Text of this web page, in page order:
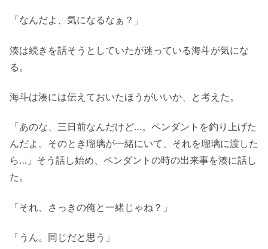
「なんだよ、気になるなぁ？」
湊は続きを話そうとしていたが迷っている海斗が気にな
る。
海斗は湊には伝えておいたほうがいいか、と考えた。
「あのな、三日前なんだけど…。ペンダントを釣り上げた
んだよ。そのとき瑠璃が一緒にいて、それを瑠璃に渡した
ら…」そう話し始め、ペンダントの時の出来事を湊に話し
た。
「それ、さっきの俺と一緒じゃね？」
「うん。同じだと思う」